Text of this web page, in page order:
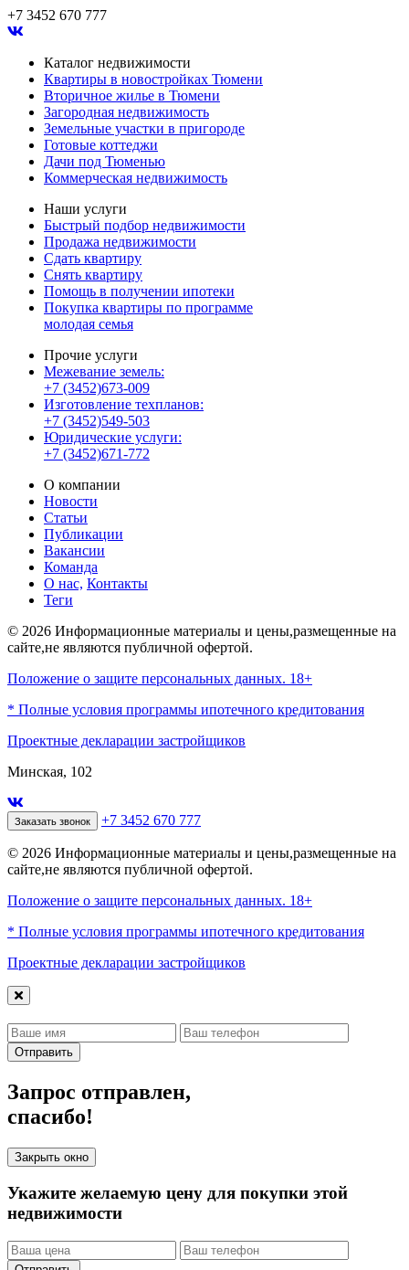
+7 3452 670 777
Каталог недвижимости
Квартиры в новостройках Тюмени
Вторичное жилье в Тюмени
Загородная недвижимость
Земельные участки в пригороде
Готовые коттеджи
Дачи под Тюменью
Коммерческая недвижимость
Наши услуги
Быстрый подбор недвижимости
Продажа недвижимости
Сдать квартиру
Снять квартиру
Помощь в получении ипотеки
Покупка квартиры по программе
молодая семья
Прочие услуги
Межевание земель:
+7 (3452)673-009
Изготовление техпланов:
+7 (3452)549-503
Юридические услуги:
+7 (3452)671-772
О компании
Новости
Статьи
Публикации
Вакансии
Команда
О нас, Контакты
Теги
© 2026 Информационные материалы и цены,размещенные на
сайте,не являются публичной офертой.
Положение о защите персональных данных. 18+
* Полные условия программы ипотечного кредитования
Проектные декларации застройщиков
Минская, 102
Заказать звонок +7 3452 670 777
© 2026 Информационные материалы и цены,размещенные на
сайте,не являются публичной офертой.
Положение о защите персональных данных. 18+
* Полные условия программы ипотечного кредитования
Проектные декларации застройщиков
Отправить
Запрос отправлен,
спасибо!
Закрыть окно
Укажите желаемую цену для покупки этой
недвижимости